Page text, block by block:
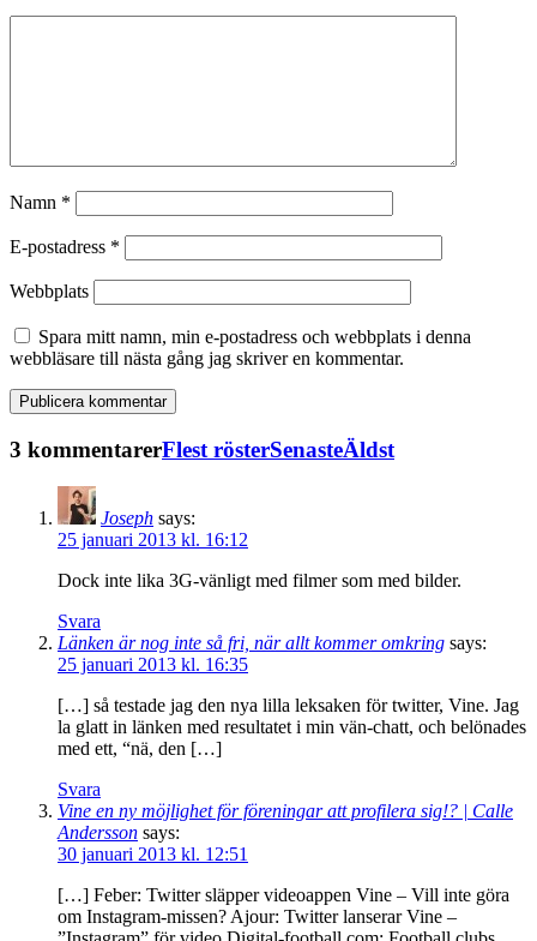
Namn *
E-postadress *
Webbplats
Spara mitt namn, min e-postadress och webbplats i denna
webbläsare till nästa gång jag skriver en kommentar.
3 kommentarerFlest rösterSenasteÄldst
Joseph says:
25 januari 2013 kl. 16:12
Dock inte lika 3G-vänligt med filmer som med bilder.
Svara
Länken är nog inte så fri, när allt kommer omkring says:
25 januari 2013 kl. 16:35
[…] så testade jag den nya lilla leksaken för twitter, Vine. Jag
la glatt in länken med resultatet i min vän-chatt, och belönades
med ett, “nä, den […]
Svara
Vine en ny möjlighet för föreningar att profilera sig!? | Calle
Andersson says:
30 januari 2013 kl. 12:51
[…] Feber: Twitter släpper videoappen Vine – Vill inte göra
om Instagram-missen? Ajour: Twitter lanserar Vine –